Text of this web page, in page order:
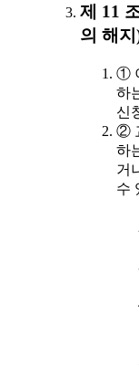
제 11
의 해
①
하
신
②
하
거
수